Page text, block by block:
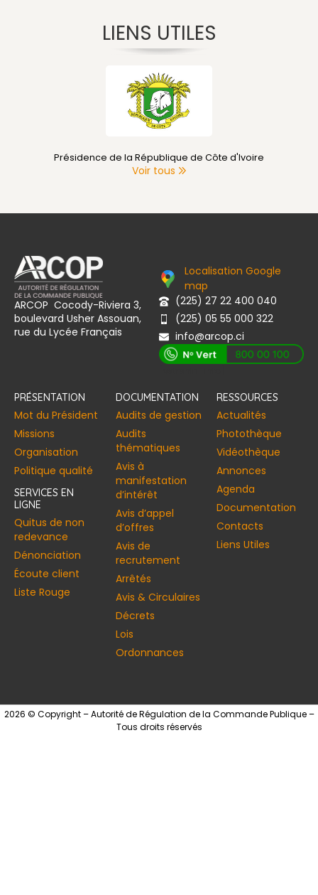
LIENS UTILES
Primature de Côte d'Ivoire
Voir tous
ARCOP Cocody-Riviera 3,
boulevard Usher Assouan,
rue du Lycée Français
Localisation Google
map
(225) 27 22 400 040
(225) 05 55 000 322
info@arcop.ci
PRÉSENTATION
Mot du Président
Missions
Organisation
Politique qualité
SERVICES EN
LIGNE
Quitus de non
redevance
Dénonciation
Écoute client
Liste Rouge
DOCUMENTATION
Audits de gestion
Audits
thématiques
Avis à
manifestation
d’intérêt
Avis d’appel
d’offres
Avis de
recrutement
Arrêtés
Avis & Circulaires
Décrets
Lois
Ordonnances
RESSOURCES
Actualités
Photothèque
Vidéothèque
Annonces​
Agenda
Documentation
Contacts
Liens Utiles
2026 © Copyright – Autorité de Régulation de la Commande Publique –
Tous droits réservés